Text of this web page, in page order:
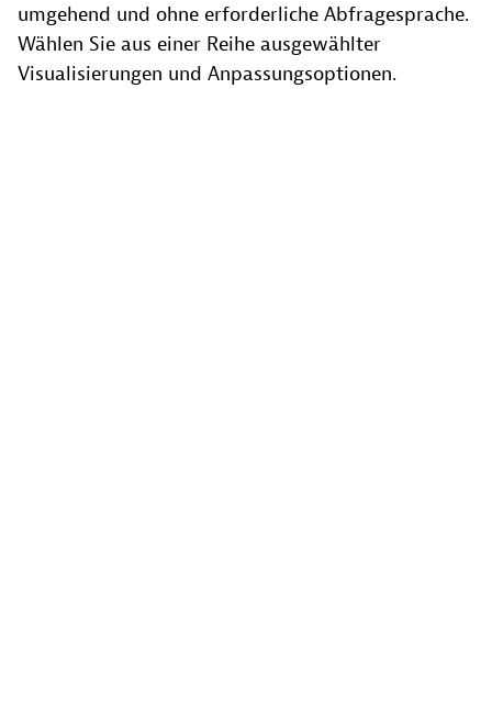
umgehend und ohne erforderliche Abfragesprache.
Wählen Sie aus einer Reihe ausgewählter
Visualisierungen und Anpassungsoptionen.